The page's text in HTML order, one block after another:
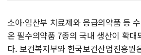
소아·임산부 치료제와 응급의약품 등
온 필수의약품 7종의 국내 생산이 확대
다. 보건복지부와 한국보건산업진흥원